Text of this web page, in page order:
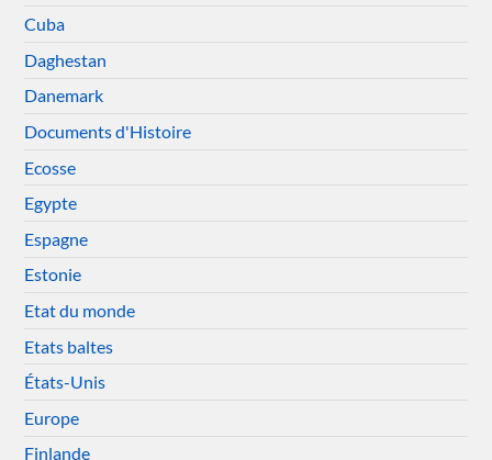
Cuba
Daghestan
Danemark
Documents d'Histoire
Ecosse
Egypte
Espagne
Estonie
Etat du monde
Etats baltes
États-Unis
Europe
Finlande